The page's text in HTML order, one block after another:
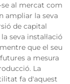
al mercat com
ampliar la seva
de capital
seva instal·lació
que el seu
a mesura
La
fa d'aquest